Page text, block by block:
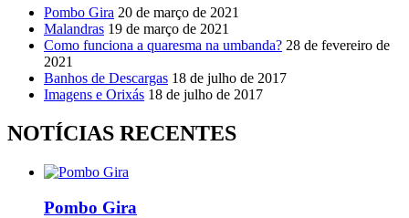
Pombo Gira 20 de março de 2021
Malandras 19 de março de 2021
Como funciona a quaresma na umbanda? 28 de fevereiro de
2021
Banhos de Descargas 18 de julho de 2017
Imagens e Orixás 18 de julho de 2017
NOTÍCIAS RECENTES
Pombo Gira